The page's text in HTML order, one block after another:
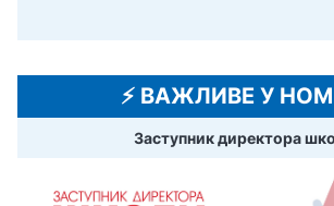
⚡️ ВАЖЛИВЕ У
Заступник директора